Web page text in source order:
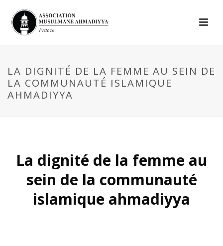
LA DIGNITÉ DE LA FEMME AU SEIN DE
LA COMMUNAUTÉ ISLAMIQUE
AHMADIYYA
La dignité de la femme au
sein de la communauté
islamique ahmadiyya